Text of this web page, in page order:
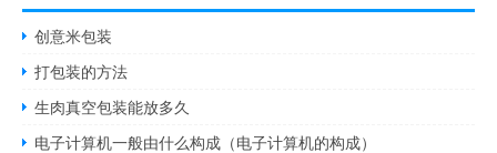
创意米包装
打包装的方法
生肉真空包装能放多久
电子计算机一般由什么构成（电子计算机的构成）